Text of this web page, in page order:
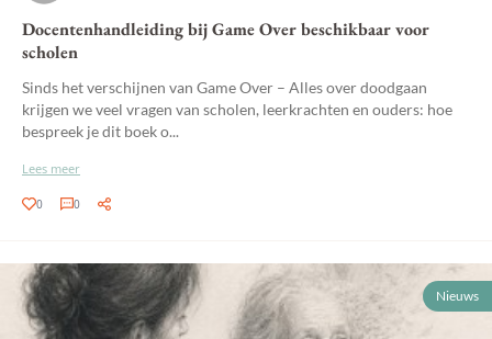
Docentenhandleiding bij Game Over beschikbaar voor
scholen
Sinds het verschijnen van Game Over – Alles over doodgaan
krijgen we veel vragen van scholen, leerkrachten en ouders: hoe
bespreek je dit boek o...
Lees meer
0 0
Nieuws